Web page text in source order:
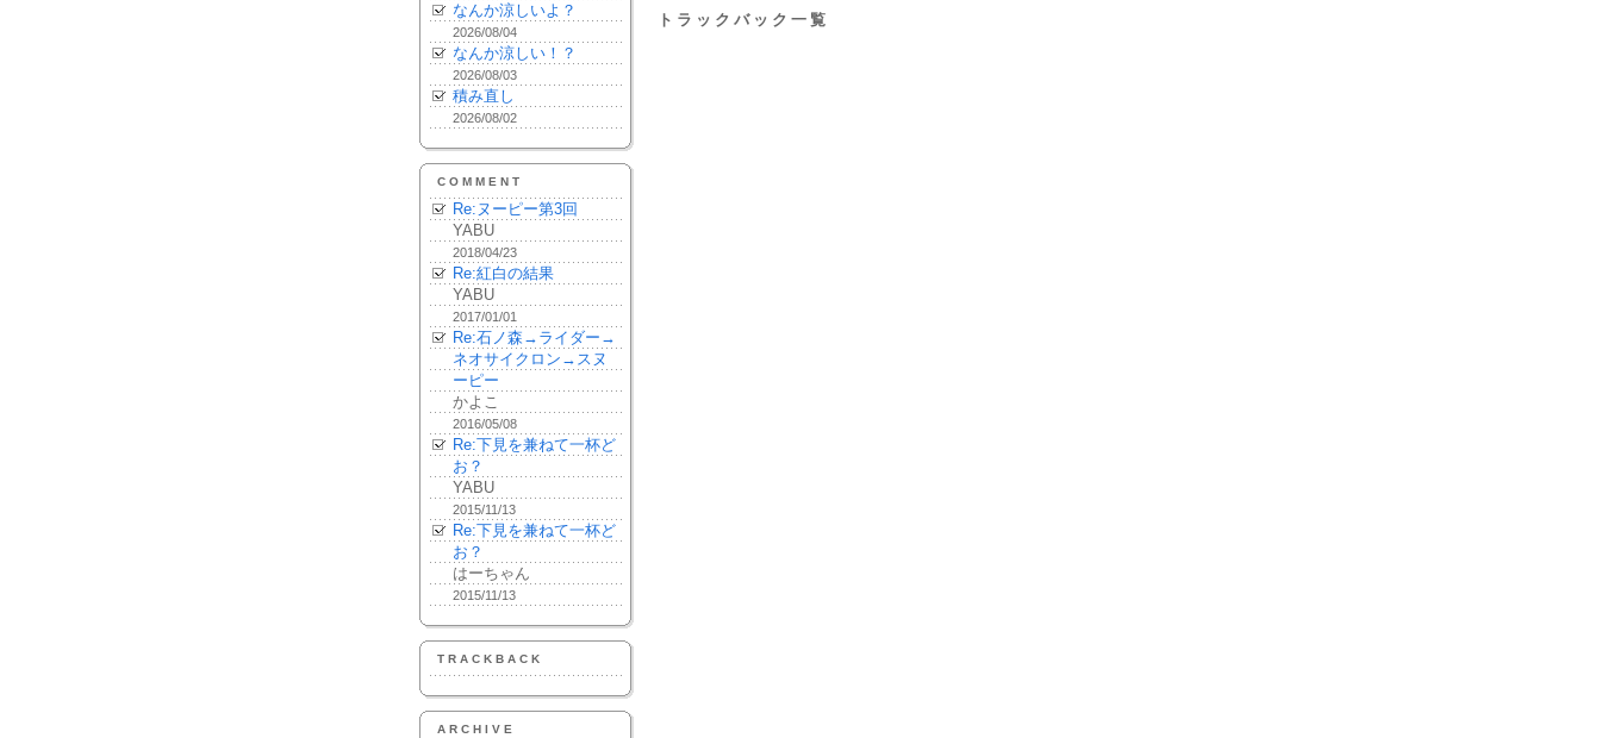
なんか涼しいよ？
2026/08/04
なんか涼しい！？
2026/08/03
積み直し
2026/08/02
COMMENT
Re:ヌーピー第3回
YABU
2018/04/23
Re:紅白の結果
YABU
2017/01/01
Re:石ノ森→ライダー→
ネオサイクロン→スヌ
ーピー
かよこ
2016/05/08
Re:下見を兼ねて一杯ど
お？
YABU
2015/11/13
Re:下見を兼ねて一杯ど
お？
はーちゃん
2015/11/13
TRACKBACK
ARCHIVE
トラックバック一覧